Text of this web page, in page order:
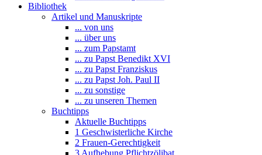
Bibliothek
Artikel und Manuskripte
... von uns
... über uns
... zum Papstamt
... zu Papst Benedikt XVI
... zu Papst Franziskus
... zu Papst Joh. Paul II
... zu sonstige
... zu unseren Themen
Buchtipps
Aktuelle Buchtipps
1 Geschwisterliche Kirche
2 Frauen-Gerechtigkeit
3 Aufhebung Pflichtzölibat